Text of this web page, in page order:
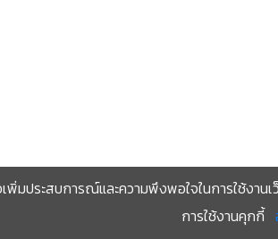
เพิ่มประสบการณ์และความพึงพอใจในการใช้งา
การใช้งานคุกกี้